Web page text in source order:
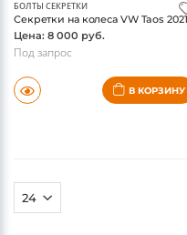
БОЛТЫ СЕКРЕТКИ
Цена: 8 000 руб.
Под запрос
В КОРЗИНУ